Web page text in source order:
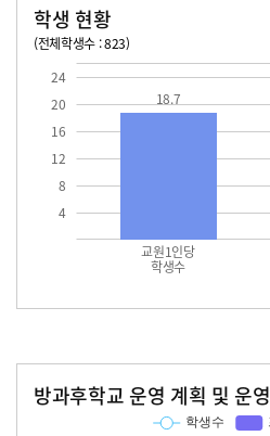
학생 현황
(전체학생수 : 823)
4
8
12
16
20
24
교원1인당
학생수
18.7
방과후학교 운영 계획 및 운